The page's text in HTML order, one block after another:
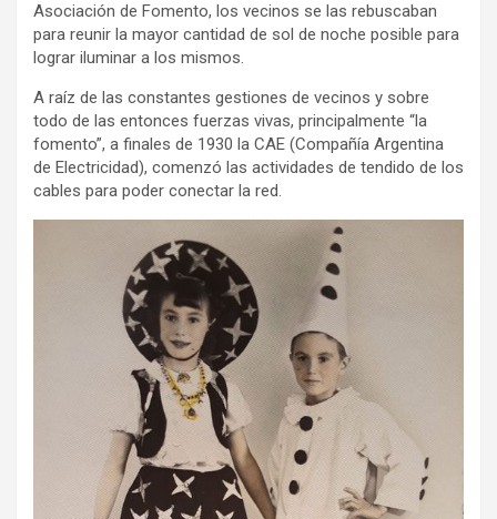
Asociación de Fomento, los vecinos se las rebuscaban
para reunir la mayor cantidad de sol de noche posible para
lograr iluminar a los mismos.
A raíz de las constantes gestiones de vecinos y sobre
todo de las entonces fuerzas vivas, principalmente “la
fomento”, a finales de 1930 la CAE (Compañía Argentina
de Electricidad), comenzó las actividades de tendido de los
cables para poder conectar la red.